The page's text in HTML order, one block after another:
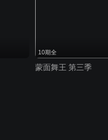
10期全
蒙面舞王 第三季